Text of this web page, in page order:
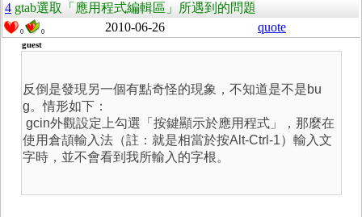
4 gtab選取「應用程式編輯區」所遇到的問題
0 0 2010-06-26 quote
guest
反倒是發現另一個有點奇怪的現象，不知道是不是bu
g。情形如下：
gcin外觀設定上勾選「按鍵顯示於應用程式」，那麼在
使用倉頡輸入法（註：就是相當於按Alt-Ctrl-1）輸入文
字時，並不會看到我所輸入的字根。